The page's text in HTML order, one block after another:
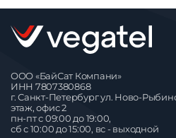
ООО «БайСат Компани»
ИНН 7807380868
г. Санкт-Петербург ул. Ново-
этаж, офис 2
пн-пт с 09:00 до 19:00,
сб с 10:00 до 15:00, вс - выходной